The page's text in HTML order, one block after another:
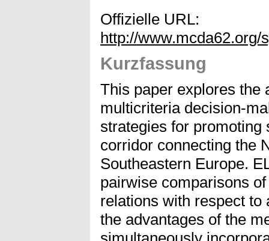
Offizielle URL:
http://www.mcda62.org/
Kurzfassung
This paper explores the
multicriteria decision-
strategies for promoting
corridor connecting the
Southeastern Europe.
pairwise comparisons
relations with respect to
the advantages of the